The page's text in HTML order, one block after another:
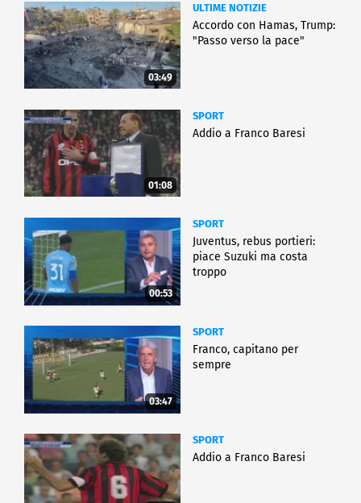
03:49
ULTIME NOTIZIE
Accordo con Hamas, Trump:
"Passo verso la pace"
01:08
SPORT
Addio a Franco Baresi
00:53
SPORT
Juventus, rebus portieri:
piace Suzuki ma costa
troppo
03:47
SPORT
Franco, capitano per
sempre
SPORT
Addio a Franco Baresi